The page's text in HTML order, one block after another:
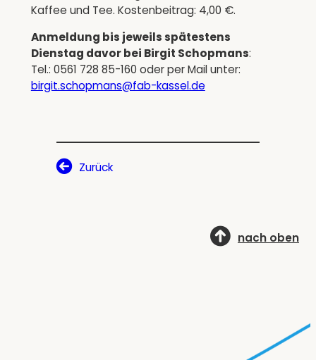
Kaffee und Tee. Kostenbeitrag: 4,00 €.
Anmeldung bis jeweils spätestens
Dienstag davor bei Birgit Schopmans:
Tel.: 0561 728 85-160 oder per Mail unter:
birgit.schopmans@fab-kassel.de
Zurück
nach oben